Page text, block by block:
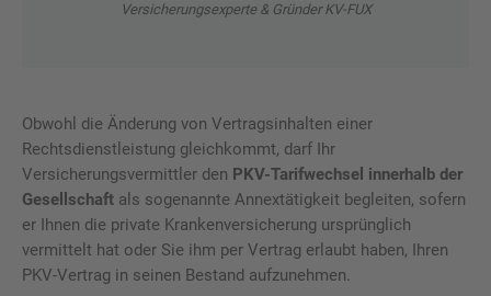
Versicherungsexperte & Gründer KV-FUX
Obwohl die Änderung von Vertragsinhalten einer
Rechtsdienstleistung gleichkommt, darf Ihr
Versicherungsvermittler den PKV-Tarifwechsel innerhalb der
Gesellschaft als sogenannte Annextätigkeit begleiten, sofern
er Ihnen die private Krankenversicherung ursprünglich
vermittelt hat oder Sie ihm per Vertrag erlaubt haben, Ihren
PKV-Vertrag in seinen Bestand aufzunehmen.